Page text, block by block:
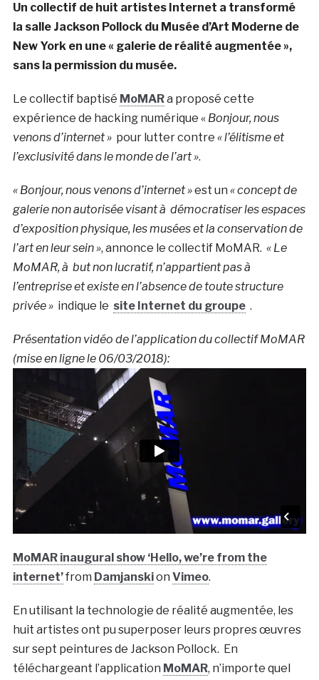
Un collectif de huit artistes Internet a transformé
la salle Jackson Pollock du Musée d’Art Moderne de
New York en une « galerie de réalité augmentée »,
sans la permission du musée.
Le collectif baptisé MoMARa proposé cette
expérience de hacking numérique « Bonjour, nous
venons d’internet » pour lutter contre « l’élitisme et
l’exclusivité dans le monde de l’art ».
« Bonjour, nous venons d’internet »est un « concept de
galerie non autorisée visant à démocratiser les espaces
d’exposition physique, les musées et la conservation de
l’art en leur sein », annonce le collectif MoMAR. « Le
MoMAR, à but non lucratif, n’appartient pas à
l’entreprise et existe en l’absence de toute structure
privée »indique le site Internet du groupe.
Présentation vidéo de l’application du collectif MoMAR
(mise en ligne le 06/03/2018):
MoMAR inaugural show ‘Hello, we’re from the
internet’from Damjanskion Vimeo.
En utilisant la technologie de réalité augmentée, les
huit artistes ont pu superposer leurs propres œuvres
sur sept peintures de Jackson Pollock. En
téléchargeant l’application MoMAR, n’importe quel